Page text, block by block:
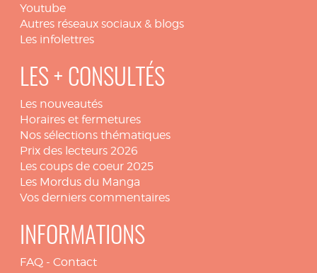
Youtube
Autres réseaux sociaux & blogs
Les infolettres
LES + CONSULTÉS
Les nouveautés
Horaires et fermetures
Nos sélections thématiques
Prix des lecteurs 2026
Les coups de coeur 2025
Les Mordus du Manga
Vos derniers commentaires
INFORMATIONS
FAQ - Contact